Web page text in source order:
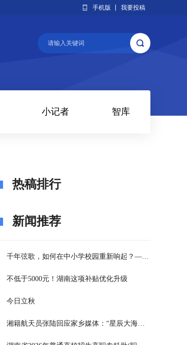
手机版 我要投稿
小记者 智库
热稿排行
新闻推荐
千年弦歌，如何在中小学校园重新响起？——湖南首届中小学书院制建设研讨会观察
不低于5000元！湖南这项补贴优化升级
今日立秋
湘籍航天员张陆回应家乡媒体：“星辰大海是一群人的长征”